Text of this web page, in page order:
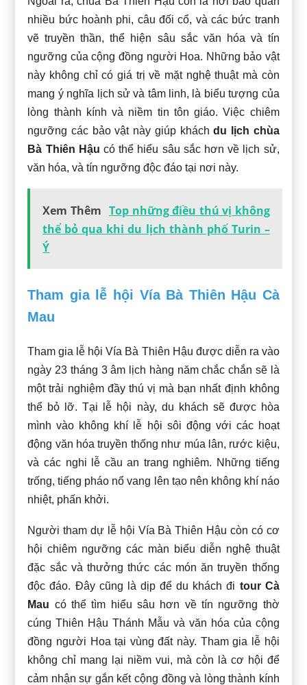
nhiều bức hoành phi, câu đối cổ, và các bức tranh
vẽ truyền thần, thể hiện sâu sắc văn hóa và tín
ngưỡng của cộng đồng người Hoa. Những bảo vật
này không chỉ có giá trị về mặt nghệ thuật mà còn
mang ý nghĩa lịch sử và tâm linh, là biểu tượng của
lòng thành kính và niềm tin tôn giáo. Việc chiêm
ngưỡng các bảo vật này giúp kháchdu lịch chùa
Bà Thiên Hậu có thể hiểu sâu sắc hơn về lịch sử,
văn hóa, và tín ngưỡng độc đáo tại nơi này.
Xem Thêm Top những điều thú vị không
thể bỏ qua khi du lịch thành phố Turin –
Ý
Tham gia lễ hội Vía Bà Thiên Hậu Cà
Mau
Tham gia lễ hội Vía Bà Thiên Hậu được diễn ra vào
ngày 23 tháng 3 âm lịch hàng năm chắc chắn sẽ là
một trải nghiệm đầy thú vị mà bạn nhất định không
thể bỏ lỡ. Tại lễ hội này, du khách sẽ được hòa
mình vào không khí lễ hội sôi động với các hoạt
động văn hóa truyền thống như múa lân, rước kiệu,
và các nghi lễ cầu an trang nghiêm. Những tiếng
trống, tiếng pháo nổ vang lên tạo nên không khí náo
nhiệt, phấn khởi.
Người tham dự lễ hội Vía Bà Thiên Hậu còn có cơ
hội chiêm ngưỡng các màn biểu diễn nghệ thuật
đặc sắc và thưởng thức các món ăn truyền thống
độc đáo. Đây cũng là dịp để du khách đi tour Cà
Mau có thể tìm hiểu sâu hơn về tín ngưỡng thờ
cúng Thiên Hậu Thánh Mẫu và văn hóa của cộng
đồng người Hoa tại vùng đất này. Tham gia lễ hội
không chỉ mang lại niềm vui, mà còn là cơ hội để
cảm nhận sự gắn kết cộng đồng và lòng thành kính